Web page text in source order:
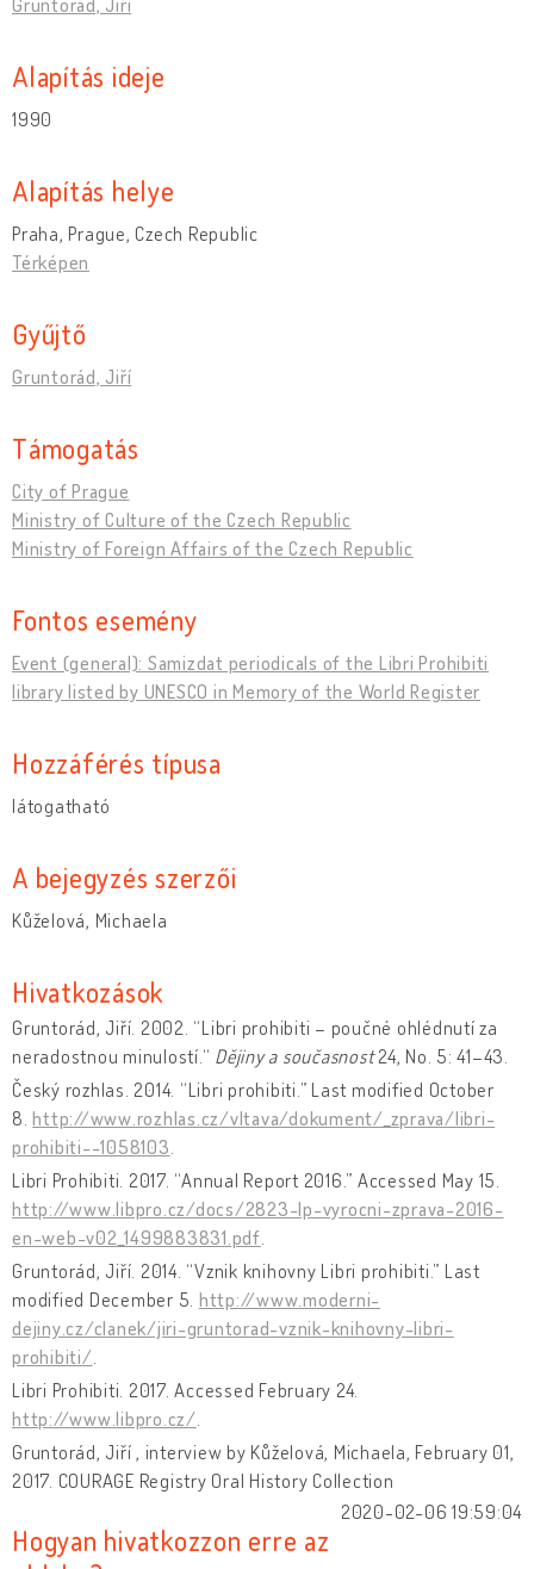
Alapítás ideje
1990
Alapítás helye
Praha, Prague, Czech Republic
Térképen
Gyűjtő
Gruntorád, Jiří
Támogatás
City of Prague
Ministry of Culture of the Czech Republic
Ministry of Foreign Affairs of the Czech Republic
Fontos esemény
Event (general): Samizdat periodicals of the Libri Prohibiti
library listed by UNESCO in Memory of the World Register
Hozzáférés típusa
látogatható
A bejegyzés szerzői
Kůželová, Michaela
Hivatkozások
Gruntorád, Jiří. 2002. “Libri prohibiti – poučné ohlédnutí za
neradostnou minulostí.“ Dějiny a současnost24, No. 5: 41–43.
Český rozhlas. 2014. “Libri prohibiti.” Last modified October
8.http://www.rozhlas.cz/vltava/dokument/_zprava/libri-
prohibiti--1058103
Libri Prohibiti. 2017. “Annual Report 2016.” Accessed May 15.
http://www.libpro.cz/docs/2823-lp-vyrocni-zprava-2016-
en-web-v02_1499883831.pdf
Gruntorád, Jiří. 2014. “Vznik knihovny Libri prohibiti.” Last
modified December 5. http://www.moderni-
dejiny.cz/clanek/jiri-gruntorad-vznik-knihovny-libri-
prohibiti/
Libri Prohibiti. 2017. Accessed February 24.
http://www.libpro.cz/
Gruntorád, Jiří , interview by Kůželová, Michaela, February 01,
2017. COURAGE Registry Oral History Collection
2020-02-06 19:59:04
Hogyan hivatkozzon erre az